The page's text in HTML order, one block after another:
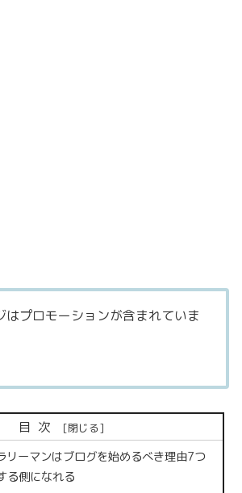
はプロモーションが含まれていま
目次
リーマンはブログを始めるべき理由7つ
る側になれる